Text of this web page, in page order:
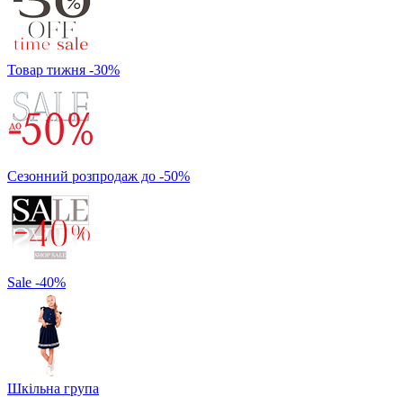
Товар тижня -30%
Сезонний розпродаж до -50%
Sale -40%
Шкільна група